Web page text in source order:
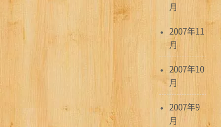
月
2007年11
月
2007年10
月
2007年9
月